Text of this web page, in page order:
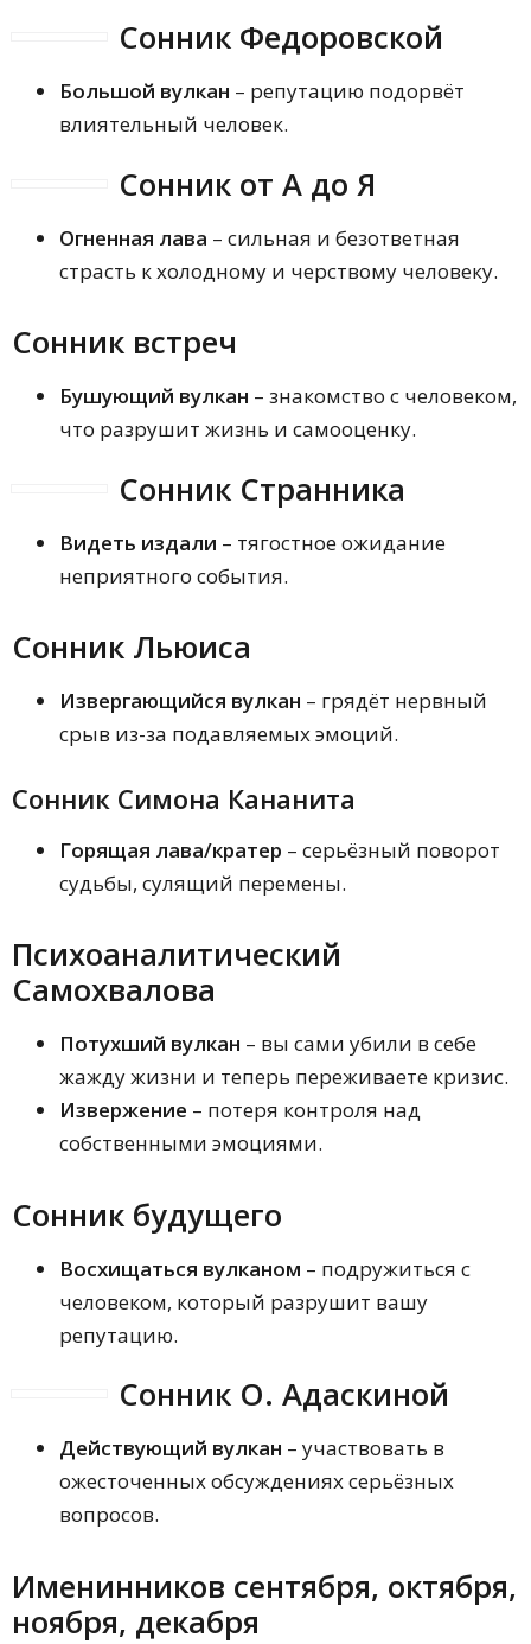
Сонник Федоровской
Большой вулкан – репутацию подорвёт
влиятельный человек.
Сонник от А до Я
Огненная лава – сильная и безответная
страсть к холодному и черствому человеку.
Сонник встреч
Бушующий вулкан – знакомство с человеком,
что разрушит жизнь и самооценку.
Сонник Странника
Видеть издали – тягостное ожидание
неприятного события.
Сонник Льюиса
Извергающийся вулкан – грядёт нервный
срыв из-за подавляемых эмоций.
Сонник Симона Кананита
Горящая лава/кратер – серьёзный поворот
судьбы, сулящий перемены.
Психоаналитический
Самохвалова
Потухший вулкан – вы сами убили в себе
жажду жизни и теперь переживаете кризис.
Извержение – потеря контроля над
собственными эмоциями.
Сонник будущего
Восхищаться вулканом – подружиться с
человеком, который разрушит вашу
репутацию.
Сонник О. Адаскиной
Действующий вулкан – участвовать в
ожесточенных обсуждениях серьёзных
вопросов.
Именинников сентября, октября,
ноября, декабря